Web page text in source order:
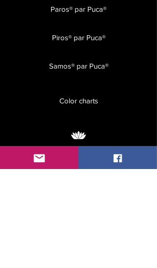
Paros® par Puca®
Piros® par Puca®
Samos® par Puca®
Color charts
For wholesale inquiries,
please
contact us